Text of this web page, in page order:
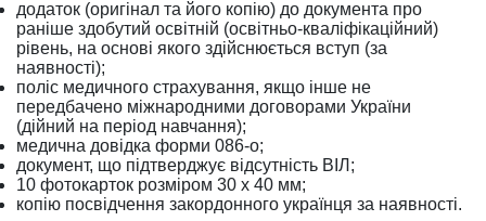
додаток (оригінал та його копію) до документа про
раніше здобутий освітній (освітньо-кваліфікаційний)
рівень, на основі якого здійснюється вступ (за
наявності);
поліс медичного страхування, якщо інше не
передбачено міжнародними договорами України
(дійний на період навчання);
медична довідка форми 086-о;
документ, що підтверджує відсутність ВІЛ;
10 фотокарток розміром 30 х 40 мм;
копію посвідчення закордонного українця за наявності.